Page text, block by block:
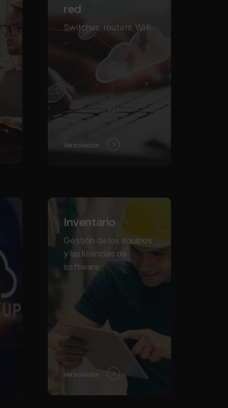
red
Switches, routers, Wifi,
…
Ver solución
Inventario
Gestión de los equipos
y las licencias de
software.
Ver solución